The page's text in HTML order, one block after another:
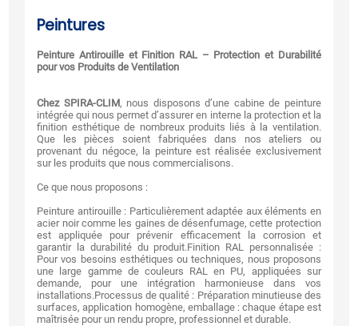
Peintures
Peinture Antirouille et Finition RAL – Protection et Durabilité
pour vos Produits de Ventilation
Chez SPIRA-CLIM, nous disposons d’une cabine de peinture
intégrée qui nous permet d’assurer en interne la protection et la
finition esthétique de nombreux produits liés à la ventilation.
Que les pièces soient fabriquées dans nos ateliers ou
provenant du négoce, la peinture est réalisée exclusivement
sur les produits que nous commercialisons.
Ce que nous proposons :
Peinture antirouille : Particulièrement adaptée aux éléments en
acier noir comme les gaines de désenfumage, cette protection
est appliquée pour prévenir efficacement la corrosion et
garantir la durabilité du produit.Finition RAL personnalisée :
Pour vos besoins esthétiques ou techniques, nous proposons
une large gamme de couleurs RAL en PU, appliquées sur
demande, pour une intégration harmonieuse dans vos
installations.Processus de qualité : Préparation minutieuse des
surfaces, application homogène, emballage : chaque étape est
maîtrisée pour un rendu propre, professionnel et durable.